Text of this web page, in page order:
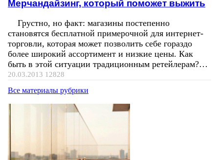
Мерчандайзинг, который поможет выжить
Грустно, но факт: магазины постепенно
становятся бесплатной примерочной для интернет-
торговли, которая может позволить себе гораздо
более широкий ассортимент и низкие цены. Как
быть в этой ситуации традиционным ретейлерам?…
20.03.2013 12828
Все материалы рубрики